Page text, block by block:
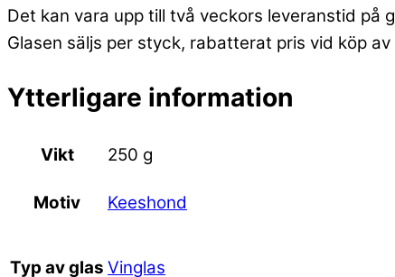
Det kan vara upp till två veckors leveranstid på
Glasen säljs per styck, rabatterat pris vid köp
Ytterligare information
Vikt 250 g
Motiv Keeshond
Typ av glas Vinglas